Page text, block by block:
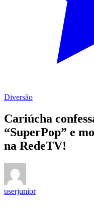
Diversão
Cariúcha
“SuperPop” e
na RedeTV!
userjunior